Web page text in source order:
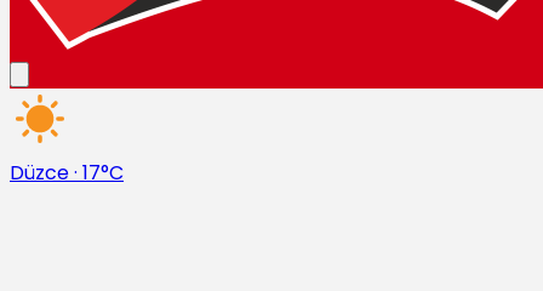
Düzce· 17°C